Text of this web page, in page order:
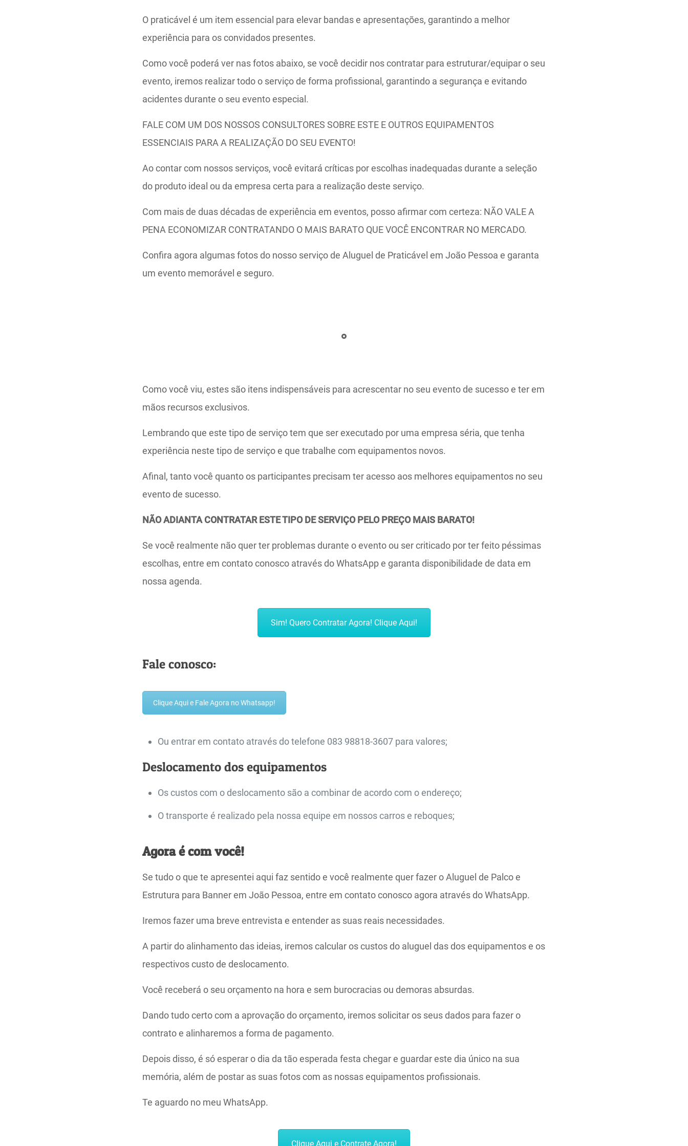
O praticável é um item essencial para elevar bandas e apresentações, garantindo a melhor
experiência para os convidados presentes.
Como você poderá ver nas fotos abaixo, se você decidir nos contratar para estruturar/equipar o seu
evento, iremos realizar todo o serviço de forma profissional, garantindo a segurança e evitando
acidentes durante o seu evento especial.
FALE COM UM DOS NOSSOS CONSULTORES SOBRE ESTE E OUTROS EQUIPAMENTOS
ESSENCIAIS PARA A REALIZAÇÃO DO SEU EVENTO!
Ao contar com nossos serviços, você evitará críticas por escolhas inadequadas durante a seleção
do produto ideal ou da empresa certa para a realização deste serviço.
Com mais de duas décadas de experiência em eventos, posso afirmar com certeza: NÃO VALE A
PENA ECONOMIZAR CONTRATANDO O MAIS BARATO QUE VOCÊ ENCONTRAR NO MERCADO.
Confira agora algumas fotos do nosso serviço de Aluguel de Praticável em João Pessoa e garanta
um evento memorável e seguro.
Como você viu, estes são itens indispensáveis para acrescentar no seu evento de sucesso e ter em
mãos recursos exclusivos.
Lembrando que este tipo de serviço tem que ser executado por uma empresa séria, que tenha
experiência neste tipo de serviço e que trabalhe com equipamentos novos.
Afinal, tanto você quanto os participantes precisam ter acesso aos melhores equipamentos no seu
evento de sucesso.
NÃO ADIANTA CONTRATAR ESTE TIPO DE SERVIÇO PELO PREÇO MAIS BARATO!
Se você realmente não quer ter problemas durante o evento ou ser criticado por ter feito péssimas
escolhas, entre em contato conosco através do WhatsApp e garanta disponibilidade de data em
nossa agenda.
Sim! Quero Contratar Agora! Clique Aqui!
Fale conosco:
Clique Aqui e Fale Agora no Whatsapp!
Ou entrar em contato através do telefone 083 98818-3607 para valores;
Deslocamento dos equipamentos
Os custos com o deslocamento são a combinar de acordo com o endereço;
O transporte é realizado pela nossa equipe em nossos carros e reboques;
Agora é com você!
Se tudo o que te apresentei aqui faz sentido e você realmente quer fazer o Aluguel de Palco e
Estrutura para Banner em João Pessoa, entre em contato conosco agora através do WhatsApp.
Iremos fazer uma breve entrevista e entender as suas reais necessidades.
A partir do alinhamento das ideias, iremos calcular os custos do aluguel das dos equipamentos e os
respectivos custo de deslocamento.
Você receberá o seu orçamento na hora e sem burocracias ou demoras absurdas.
Dando tudo certo com a aprovação do orçamento, iremos solicitar os seus dados para fazer o
contrato e alinharemos a forma de pagamento.
Depois disso, é só esperar o dia da tão esperada festa chegar e guardar este dia único na sua
memória, além de postar as suas fotos com as nossas equipamentos profissionais.
Te aguardo no meu WhatsApp.
Clique Aqui e Contrate Agora!